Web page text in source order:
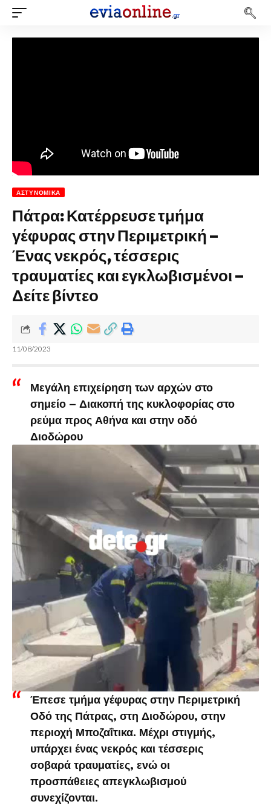
ΑΣΤΥΝΟΜΙΚΆ
Πάτρα: Κατέρρευσε τμήμα
γέφυρας στην Περιμετρική –
Ένας νεκρός, τέσσερις
τραυματίες και εγκλωβισμένοι –
Δείτε βίντεο
11/08/2023
Μεγάλη επιχείρηση των αρχών στο
σημείο – Διακοπή της κυκλοφορίας στο
ρεύμα προς Αθήνα και στην οδό
Διοδώρου
Έπεσε τμήμα γέφυρας στην Περιμετρική
Οδό της Πάτρας, στη Διοδώρου, στην
περιοχή Μποζαΐτικα. Μέχρι στιγμής,
υπάρχει ένας νεκρός και τέσσερις
σοβαρά τραυματίες, ενώ οι
προσπάθειες απεγκλωβισμού
συνεχίζονται.